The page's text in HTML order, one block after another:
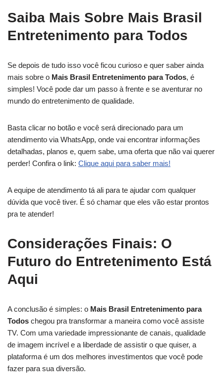
Saiba Mais Sobre Mais Brasil
Entretenimento para Todos
Se depois de tudo isso você ficou curioso e quer saber ainda
mais sobre o Mais Brasil Entretenimento para Todos, é
simples! Você pode dar um passo à frente e se aventurar no
mundo do entretenimento de qualidade.
Basta clicar no botão e você será direcionado para um
atendimento via WhatsApp, onde vai encontrar informações
detalhadas, planos e, quem sabe, uma oferta que não vai querer
perder! Confira o link: Clique aqui para saber mais!
A equipe de atendimento tá ali para te ajudar com qualquer
dúvida que você tiver. É só chamar que eles vão estar prontos
pra te atender!
Considerações Finais: O
Futuro do Entretenimento Está
Aqui
A conclusão é simples: o Mais Brasil Entretenimento para
Todos chegou pra transformar a maneira como você assiste
TV. Com uma variedade impressionante de canais, qualidade
de imagem incrível e a liberdade de assistir o que quiser, a
plataforma é um dos melhores investimentos que você pode
fazer para sua diversão.